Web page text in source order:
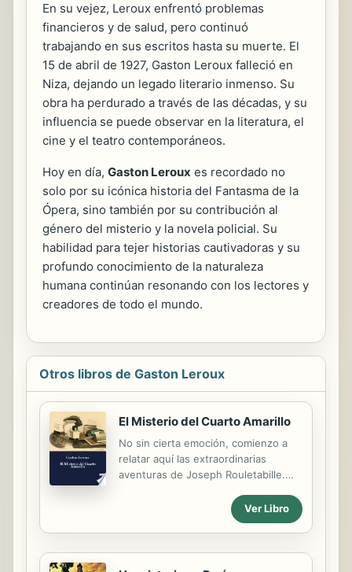
En su vejez, Leroux enfrentó problemas
financieros y de salud, pero continuó
trabajando en sus escritos hasta su muerte. El
15 de abril de 1927, Gaston Leroux falleció en
Niza, dejando un legado literario inmenso. Su
obra ha perdurado a través de las décadas, y su
influencia se puede observar en la literatura, el
cine y el teatro contemporáneos.
Hoy en día, Gaston Leroux es recordado no
solo por su icónica historia del Fantasma de la
Ópera, sino también por su contribución al
género del misterio y la novela policial. Su
habilidad para tejer historias cautivadoras y su
profundo conocimiento de la naturaleza
humana continúan resonando con los lectores y
creadores de todo el mundo.
Otros libros de Gaston Leroux
El Misterio del Cuarto Amarillo
No sin cierta emoción, comienzo a
relatar aquí las extraordinarias
aventuras de Joseph Rouletabille.
firmemente a ello que yo había
perdido toda esperanza de publicar
alguna vez la historia policial más
curiosa de los últimos quince años.
Supongo que el público nunca habría
Ver Libro